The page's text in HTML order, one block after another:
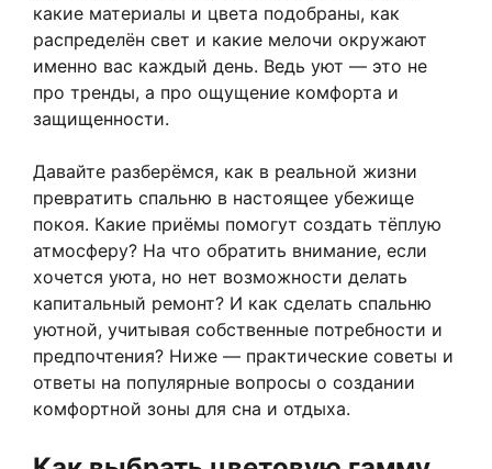
какие материалы и цвета подобраны, как
распределён свет и какие мелочи окружают
именно вас каждый день. Ведь уют — это не
про тренды, а про ощущение комфорта и
защищенности.
Давайте разберёмся, как в реальной жизни
превратить спальню в настоящее убежище
покоя. Какие приёмы помогут создать тёплую
атмосферу? На что обратить внимание, если
хочется уюта, но нет возможности делать
капитальный ремонт? И как сделать спальню
уютной, учитывая собственные потребности и
предпочтения? Ниже — практические советы и
ответы на популярные вопросы о создании
комфортной зоны для сна и отдыха.